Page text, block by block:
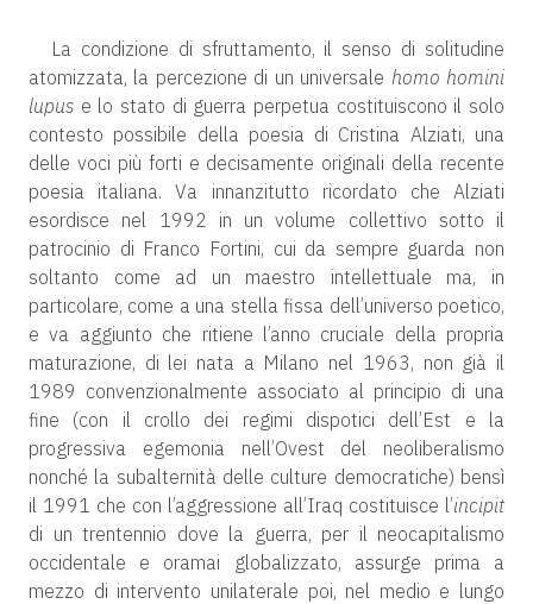
La condizione di sfruttamento, il senso di solitudine
atomizzata, la percezione di un universale homo homini
lupus e lo stato di guerra perpetua costituiscono il solo
contesto possibile della poesia di Cristina Alziati, una
delle voci più forti e decisamente originali della recente
poesia italiana. Va innanzitutto ricordato che Alziati
esordisce nel 1992 in un volume collettivo sotto il
patrocinio di Franco Fortini, cui da sempre guarda non
soltanto come ad un maestro intellettuale ma, in
particolare, come a una stella fissa dell’universo poetico,
e va aggiunto che ritiene l’anno cruciale della propria
maturazione, di lei nata a Milano nel 1963, non già il
1989 convenzionalmente associato al principio di una
fine (con il crollo dei regimi dispotici dell’Est e la
progressiva egemonia nell’Ovest del neoliberalismo
nonché la subalternità delle culture democratiche) bensì
il 1991 che con l’aggressione all’Iraq costituisce l’incipit
di un trentennio dove la guerra, per il neocapitalismo
occidentale e oramai globalizzato, assurge prima a
mezzo di intervento unilaterale poi, nel medio e lungo